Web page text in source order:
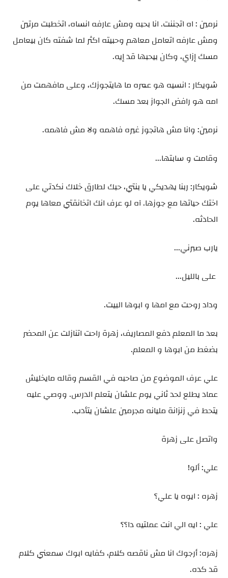
نرمين : اه اتجننت. انا بحبه ومش عارفه انساه، اتخطبت مرتين
ومش عارفه اتعامل معاهم وحبيته اكثر لما شفته كان بيعامل
مسك إزاي، وكان بيحبها قد إيه.
شويكار : انسيه هو عمره ما هايتجوزك، وعلى مافهمت من
امه هو رافض الجواز بعد مسك.
نرمين: وانا مش هاتجوز غيره فاهمه ولا مش فاهمه.
وقامت و سابتها...
شويكار: ربنا يهديكي يا بنتي، حبك لطارق خلاك نكدتي على
اختك حياتها مع جوزها. آه لو عرف انك اتخانقتي معاها يوم
الحادثه.
يارب صبرني...
على بالليل...
وداد روحت مع امها و ابوها البيت.
بعد ما المعلم دفع المصاريف، زهرة راحت اتنازلت عن المحضر
بضغط من ابوها و المعلم.
علي عرف الموضوع من صاحبه في القسم وقاله مايخليش
عماد يطلع لحد ثاني يوم علشان يتعلم الدرس. ووصي عليه
يتحط في زنزانة مليانه مجرمين علشان يتأدب.
واتصل على زهرة
علي: ألو!
زهره : ايوه يا علي؟
علي : ايه الي انت عملتيه دا؟؟
زهره: أرجوك انا مش ناقصه كلام، كفايه ابوك سمعني كلام
قد كده.